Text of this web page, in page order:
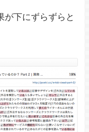
が下にずらずらと